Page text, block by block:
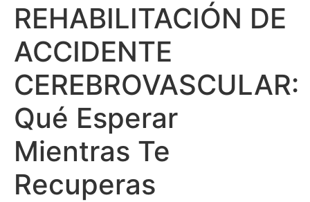
REHABILITACIÓN DE
ACCIDENTE
CEREBROVASCULAR:
Qué Esperar
Mientras Te
Recuperas